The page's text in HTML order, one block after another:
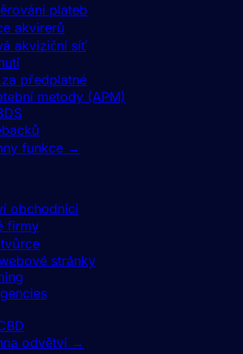
plateb
akvirerů
akviziční síť
předplatné
metody (APM)
funkce →
obchodníci
firmy
stránky
odvětví →